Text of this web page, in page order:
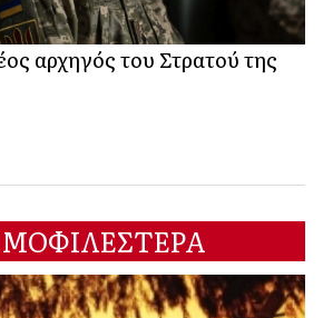
αρχηγός του Στρατού της